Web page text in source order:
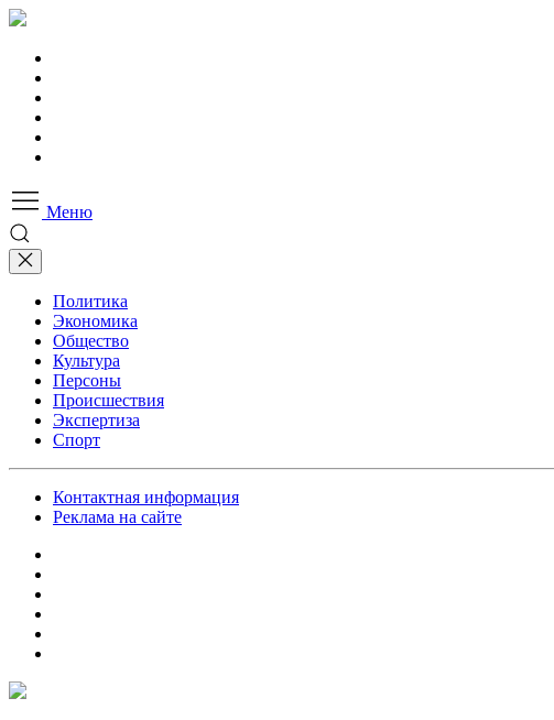
Меню
Политика
Экономика
Общество
Культура
Персоны
Происшествия
Экспертиза
Спорт
Контактная информация
Реклама на сайте